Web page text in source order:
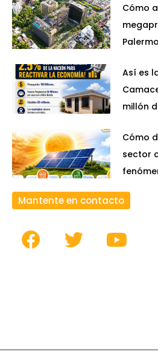
Cómo
Así es
millón
Cómo
sector
Mantente en contacto